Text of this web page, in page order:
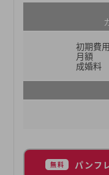
りの幸せを真剣に
り添い、全力でサ
でにマニュアルに
てきました。それ
たという事例も数
が、あなたの婚活
初期費用
月額
成婚料
無料 パンフ